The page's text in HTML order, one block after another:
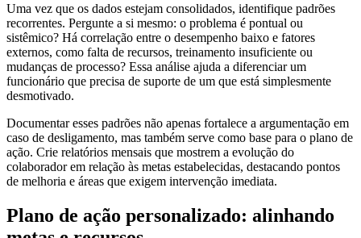
Uma vez que os dados estejam consolidados, identifique padrões
recorrentes. Pergunte a si mesmo: o problema é pontual ou
sistêmico? Há correlação entre o desempenho baixo e fatores
externos, como falta de recursos, treinamento insuficiente ou
mudanças de processo? Essa análise ajuda a diferenciar um
funcionário que precisa de suporte de um que está simplesmente
desmotivado.
Documentar esses padrões não apenas fortalece a argumentação em
caso de desligamento, mas também serve como base para o plano de
ação. Crie relatórios mensais que mostrem a evolução do
colaborador em relação às metas estabelecidas, destacando pontos
de melhoria e áreas que exigem intervenção imediata.
Plano de ação personalizado: alinhando